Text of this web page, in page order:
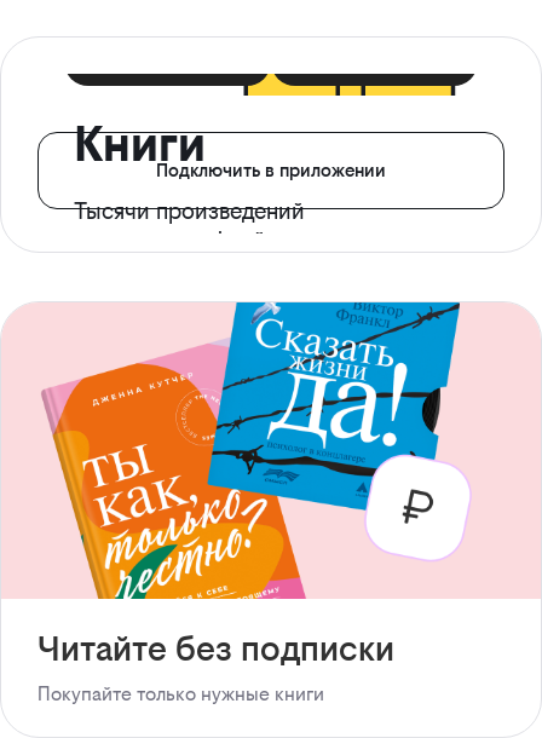
Книги
Тысячи произведений
с доступом офлайн
Подключить в приложении
Читайте без подписки
Покупайте только нужные книги